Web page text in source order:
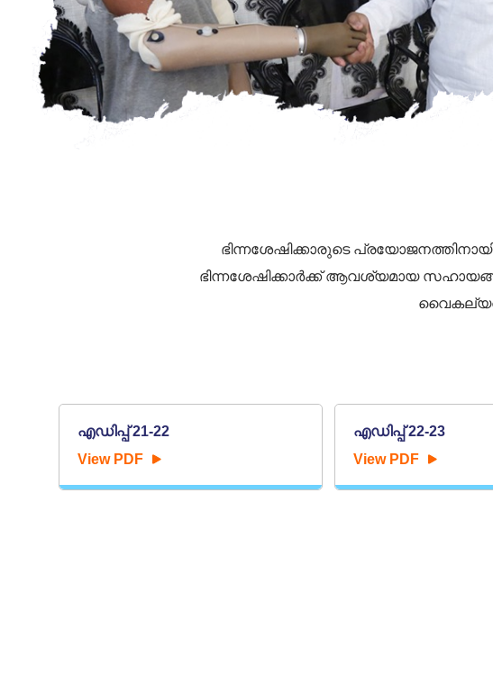
ഭിന്നശേഷിക്കാരുടെ
ഭിന്നശേഷിക്കാർക്ക് ആവശ്യമായ
എഡിപ്പ് 21-22
View PDF
എഡിപ്പ് 22-23
View PDF